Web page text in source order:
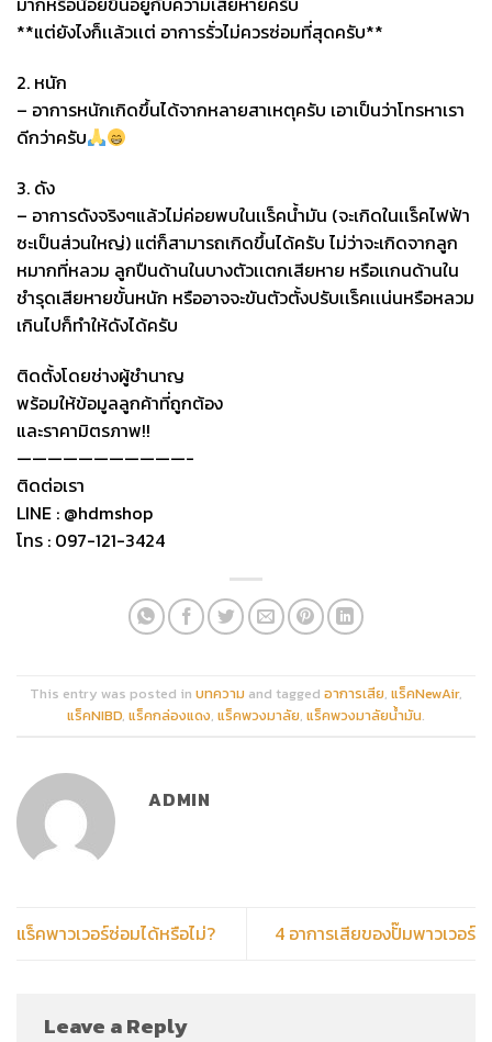
**แต่ยังไงก็เเล้วเเต่ อาการรั่วไม่ควรซ่อมที่สุดครับ**
2. หนัก
– อาการหนักเกิดขึ้นได้จากหลายสาเหตุครับ เอาเป็นว่าโทรหาเรา
ดีกว่าครับ
3. ดัง
– อาการดังจริงๆแล้วไม่ค่อยพบในเเร็คน้ำมัน (จะเกิดในเเร็คไฟฟ้า
ซะเป็นส่วนใหญ่) แต่ก็สามารถเกิดขึ้นได้ครับ ไม่ว่าจะเกิดจากลูก
หมากที่หลวม ลูกปืนด้านในบางตัวเเตกเสียหาย หรือเเกนด้านใน
ชำรุดเสียหายขั้นหนัก หรืออาจจะขันตัวตั้งปรับเเร็คเเน่นหรือหลวม
เกินไปก็ทำให้ดังได้ครับ
ติดตั้งโดยช่างผู้ชำนาญ
พร้อมให้ข้อมูลลูกค้าที่ถูกต้อง
และราคามิตรภาพ!!
———————————-
ติดต่อเรา
LINE : @hdmshop
โทร : 097-121-3424
This entry was posted in บทความ and tagged อาการเสีย, แร็คNewAir,
แร็คNIBD, แร็คกล่องแดง, แร็คพวงมาลัย, แร็คพวงมาลัยน้ำมัน.
ADMIN
แร็คพาวเวอร์ซ่อมได้หรือไม่? 4 อาการเสียของปั๊มพาวเวอร์
Leave a Reply